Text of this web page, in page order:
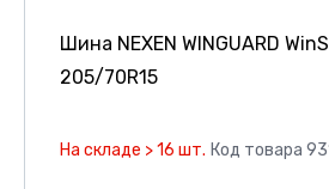
Шина NEXEN WINGUARD
205/70R15
На складе > 16 шт. Код товара